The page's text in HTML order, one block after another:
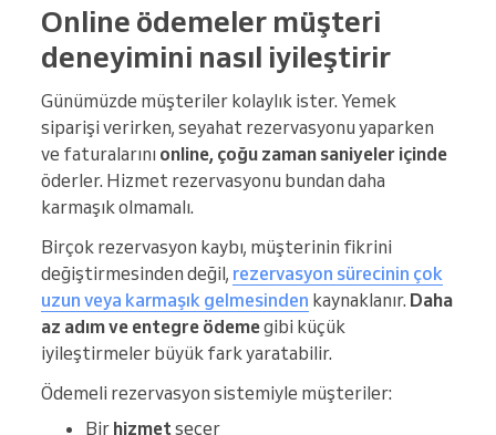
Online ödemeler müşteri
deneyimini nasıl iyileştirir
Günümüzde müşteriler kolaylık ister. Yemek
siparişi verirken, seyahat rezervasyonu yaparken
ve faturalarını online, çoğu zaman saniyeler içinde
öderler. Hizmet rezervasyonu bundan daha
karmaşık olmamalı.
Birçok rezervasyon kaybı, müşterinin fikrini
değiştirmesinden değil, rezervasyon sürecinin çok
uzun veya karmaşık gelmesinden kaynaklanır. Daha
az adım ve entegre ödemegibi küçük
iyileştirmeler büyük fark yaratabilir.
Ödemeli rezervasyon sistemiyle müşteriler:
Bir hizmet seçer